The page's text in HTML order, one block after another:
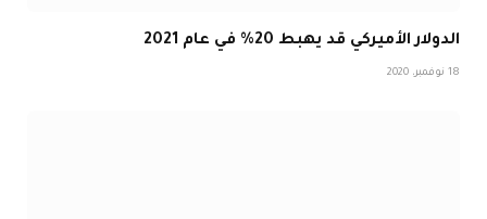
الدولار الأميركي قد يهبط 20% في عام 2021
18 نوفمبر، 2020